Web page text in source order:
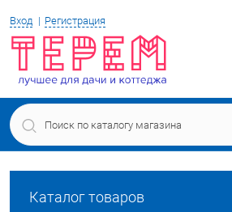
Вход Регистрация
Каталог товаров